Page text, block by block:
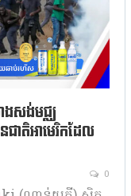
ងសង់មជ្ឈ
ាតិអាមេរិកដែល
0